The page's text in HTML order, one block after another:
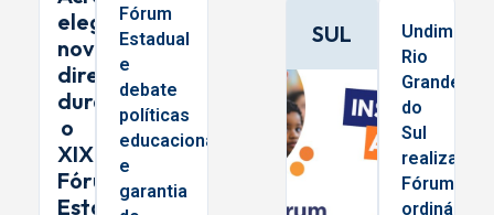
elege
nova
diretoria
durante
o
XIX
Fórum
Estadual
Fórum
Estadual
e
debate
políticas
educacionais
e
garantia
SUL
Undime
Rio
Grande
do
Sul
realiza
Fórum
ordinário